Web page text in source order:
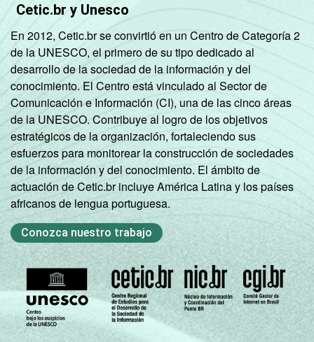
Norte -
Mais de 20
mil até 50
mil
habitantes
58 34
Norte -
Mais de 50
mil até 100
mil
habitantes
68 22 11
Norte -
Mais de
100 mil
habitantes
Nordeste -
Até 5 mil
Cetic.br y Unesco
En 2012, Cetic.br se convirtió en un Centro de Categoría 2
de la UNESCO, el primero de su tipo dedicado al
desarrollo de la sociedad de la información y del
conocimiento. El Centro está vinculado al Sector de
Comunicación e Información (CI), una de las cinco áreas
de la UNESCO. Contribuye al logro de los objetivos
estratégicos de la organización, fortaleciendo sus
esfuerzos para monitorear la construcción de sociedades
de la información y del conocimiento. El ámbito de
actuación de Cetic.br incluye América Latina y los países
africanos de lengua portuguesa.
Conozca nuestro trabajo